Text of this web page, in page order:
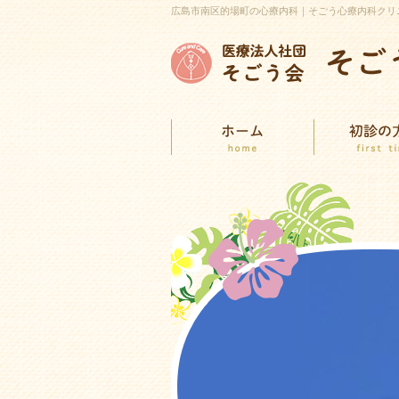
広島市南区的場町の心療内科｜そごう心療内科クリ